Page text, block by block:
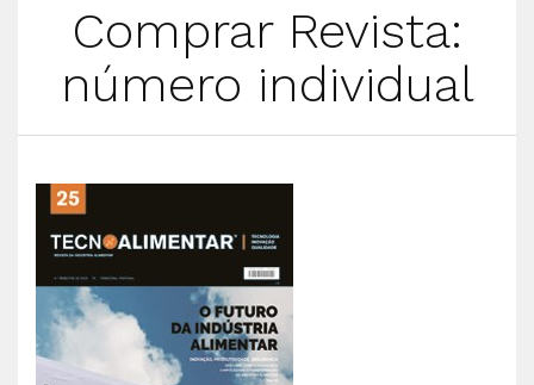
Comprar Revista:
número individual